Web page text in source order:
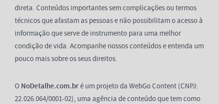
direta. Conteúdos importantes sem complicações ou termos
técnicos que afastam as pessoas e não possibilitam o acesso à
informação que serve de instrumento para uma melhor
condição de vida. Acompanhe nossos conteúdos e entenda um
pouco mais sobre os seus direitos.
O NoDetalhe.com.bré um projeto da WebGo Content (CNPJ:
22.026.064/0001-02), uma agência de conteúdo que tem como